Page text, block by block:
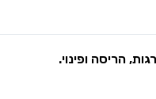
הריסה ופינוי.